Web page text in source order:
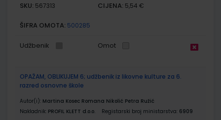
SKU: 567313 CIJENA: 5,54 €
ŠIFRA OMOTA: 500285
Udžbenik Omot
OPAŽAM, OBLIKUJEM 6; udžbenik iz likovne kulture za 6.
razred osnovne škole
Autor(i): Martina Kosec Romana Nikolić Petra Ružić
Nakladnik: PROFIL KLETT d.o.o. Registarski broj ministarstva: 6909